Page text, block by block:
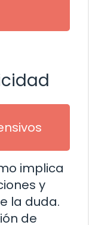
implica
y
la duda.
de